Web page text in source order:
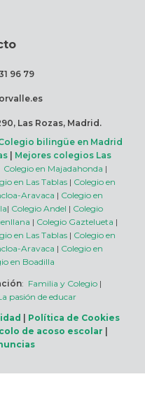
96 79
Las Rozas, Madrid.
bilingüe en Madrid
| Mejores colegios Las
Colegio en Majadahonda |
en Las Tablas| Colegio en
Aravaca | Colegio en
| Colegio Andel | Colegio
| Colegio Gaztelueta |
en Las Tablas| Colegio en
Aravaca | Colegio en
en Boadilla
: Familia y Colegio |
pasión de educar
| Política de Cookies
de acoso escolar |